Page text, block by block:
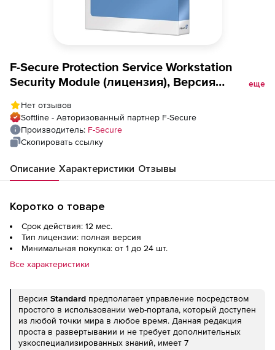
F-Secure Protection Service Workstation
Security Module (лицензия), Версия
еще
Нет отзывов
Softline - Авторизованный партнер F-Secure
Производитель: F-Secure
Скопировать ссылку
Описание Характеристики Отзывы
Коротко о товаре
Срок действия: 12 мес.
Тип лицензии: полная версия
Минимальная покупка: от 1 до 24 шт.
Все характеристики
Версия Standard предполагает управление посредством
простого в использовании web-портала, который доступен
из любой точки мира в любое время. Данная редакция
проста в развертывании и не требует дополнительных
узкоспециализированных знаний, имеет 7